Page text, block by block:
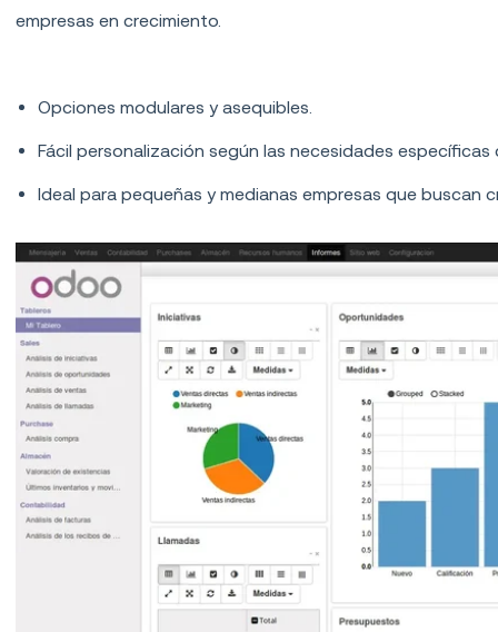
empresas en crecimiento.
Opciones modulares y asequibles.
Fácil personalización según las necesidades específicas
Ideal para pequeñas y medianas empresas que buscan